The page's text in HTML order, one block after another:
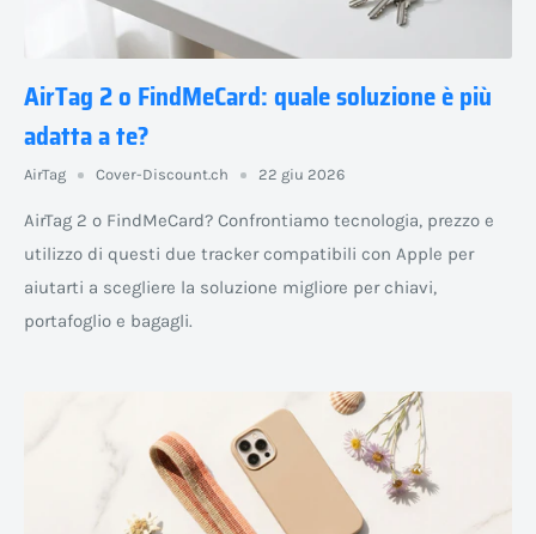
AirTag 2 o FindMeCard: quale soluzione è più
adatta a te?
AirTag Cover-Discount.ch 22 giu 2026
AirTag 2 o FindMeCard? Confrontiamo tecnologia, prezzo e
utilizzo di questi due tracker compatibili con Apple per
aiutarti a scegliere la soluzione migliore per chiavi,
portafoglio e bagagli.